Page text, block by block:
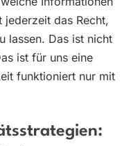
jederzeit das Recht,
lassen. Das ist nicht
ist für uns eine
funktioniert nur mit